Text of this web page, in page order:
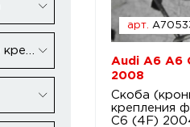
арт.
Audi A6 A6
2008
Скоба
крепления
C6 (4F)